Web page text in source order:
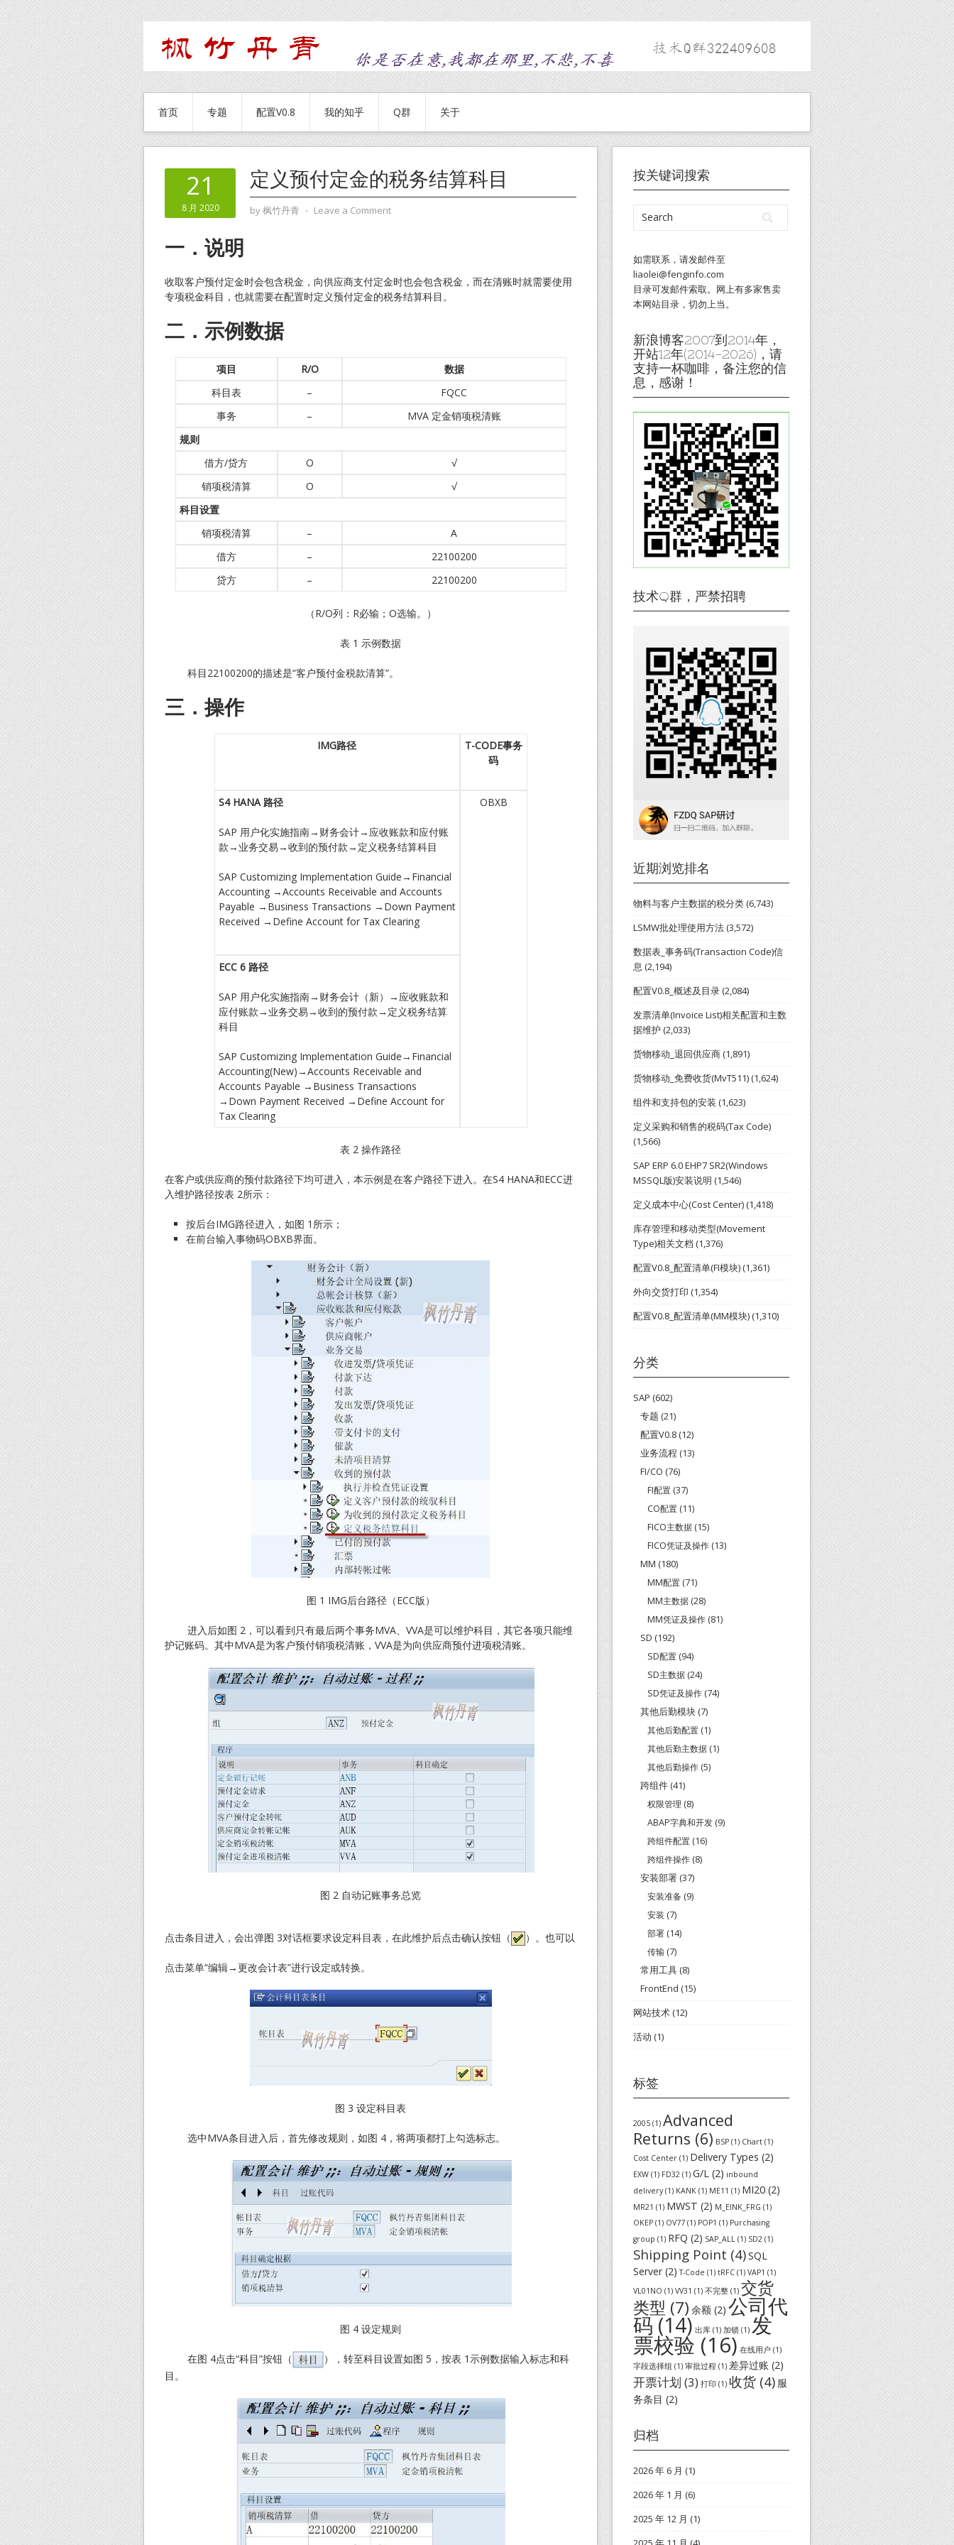
首页 专题 配置V0.8 我的知乎 Q群 关于
21
8 月 2020
定义预付定金的税务结算科目
by枫竹丹青 ⋅ Leave a Comment
一．说明
收取客户预付定金时会包含税金，向供应商支付定金时也会包含税金，而在清账时就需要使用
专项税金科目，也就需要在配置时定义预付定金的税务结算科目。
二．示例数据
项目 R/O
数据
科目表
–
FQCC
事务
–
MVA 定金销项税清账
规则
借方/贷方
O
√
销项税清算
O
√
科目设置
销项税清算
–
A
借方
–
22100200
贷方
– 22100200
（R/O列：R必输；O选输。）
表 1 示例数据
科目22100200的描述是“客户预付金税款清算”。
三．操作
IMG路径 T-CODE事务
码
S4 HANA 路径
SAP 用户化实施指南→财务会计→应收账款和应付账
款→业务交易→收到的预付款→定义税务结算科目
SAP Customizing Implementation Guide→Financial
Accounting →Accounts Receivable and Accounts
Payable →Business Transactions →Down Payment
Received →Define Account for Tax Clearing
OBXB
ECC 6 路径
SAP 用户化实施指南→财务会计（新）→应收账款和
应付账款→业务交易→收到的预付款→定义税务结算
科目
SAP Customizing Implementation Guide→Financial
Accounting(New)→Accounts Receivable and
Accounts Payable →Business Transactions
→Down Payment Received →Define Account for
Tax Clearing
表 2 操作路径
在客户或供应商的预付款路径下均可进入，本示例是在客户路径下进入。在S4 HANA和ECC进
入维护路径按表 2所示：
按后台IMG路径进入，如图 1所示；
在前台输入事物码OBXB界面。
图 1 IMG后台路径（ECC版）
进入后如图 2，可以看到只有最后两个事务MVA、VVA是可以维护科目，其它各项只能维
护记账码。其中MVA是为客户预付销项税清账，VVA是为向供应商预付进项税清账。
图 2 自动记账事务总览
点击条目进入，会出弹图 3对话框要求设定科目表，在此维护后点击确认按钮（ ）。也可以
点击菜单“编辑→更改会计表”进行设定或转换。
图 3 设定科目表
选中MVA条目进入后，首先修改规则，如图 4，将两项都打上勾选标志。
图 4 设定规则
在图 4点击“科目”按钮（
），转至科目设置如图 5，按表 1示例数据输入标志和科
目。
按关键词搜索
如需联系，请发邮件至
liaolei@fenginfo.com
目录可发邮件索取。网上有多家售卖
本网站目录，切勿上当。
新浪博客2007到2014年，
开站12年(2014-2026)，请
支持一杯咖啡，备注您的信
息，感谢！
技术Q群，严禁招聘
近期浏览排名
物料与客户主数据的税分类(6,743)
LSMW批处理使用方法(3,572)
数据表_事务码(Transaction Code)信
息 (2,194)
配置V0.8_概述及目录(2,084)
发票清单(Invoice List)相关配置和主数
据维护 (2,033)
货物移动_退回供应商(1,891)
货物移动_免费收货(MvT511)(1,624)
组件和支持包的安装 (1,623)
定义采购和销售的税码(Tax Code)
(1,566)
SAP ERP 6.0 EHP7 SR2(Windows
MSSQL版)安装说明 (1,546)
定义成本中心(Cost Center)(1,418)
库存管理和移动类型(Movement
Type)相关文档 (1,376)
配置V0.8_配置清单(FI模块)(1,361)
外向交货打印 (1,354)
配置V0.8_配置清单(MM模块)(1,310)
分类
SAP (602)
专题 (21)
配置V0.8 (12)
业务流程 (13)
FI/CO (76)
FI配置 (37)
CO配置 (11)
FICO主数据 (15)
FICO凭证及操作 (13)
MM (180)
MM配置 (71)
MM主数据 (28)
MM凭证及操作 (81)
SD (192)
SD配置 (94)
SD主数据 (24)
SD凭证及操作 (74)
其他后勤模块 (7)
其他后勤配置 (1)
其他后勤主数据 (1)
其他后勤操作 (5)
跨组件 (41)
权限管理 (8)
ABAP字典和开发 (9)
跨组件配置 (16)
跨组件操作 (8)
安装部署 (37)
安装准备 (9)
安装 (7)
部署 (14)
传输 (7)
常用工具 (8)
FrontEnd (15)
网站技术(12)
活动 (1)
标签
2005 (1) Advanced
Returns (6) BSP (1) Chart (1)
Cost Center (1) Delivery Types (2)
EXW (1) FD32 (1) G/L (2) inbound
delivery(1) KANK (1) ME11 (1) MI20 (2)
MR21 (1) MWST (2) M_EINK_FRG (1)
OKEP (1) OV77 (1) POP1 (1) Purchasing
group (1) RFQ (2) SAP_ALL (1) SD2 (1)
Shipping Point (4)SQL
Server(2) T-Code (1) tRFC (1) VAP1 (1)
VL01NO (1) VV31 (1) 不完整 (1) 交货
类型 (7) 余额 (2) 公司代
码(14) 出库 (1) 加锁 (1) 发
票校验 (16) 在线用户 (1)
字段选择组 (1) 审批过程 (1) 差异过账 (2)
开票计划 (3) 打印 (1) 收货 (4) 服
务条目 (2)
归档
2026 年 6 月 (1)
2026 年 1 月 (6)
2025 年 12 月 (1)